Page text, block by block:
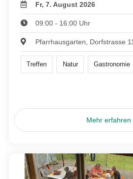
Fr, 7. August 2026
09:00 - 16:00 Uhr
Pfarrhausgarten, Dorfstrasse
Treffen Natur Gastronomie
Mehr erfahren